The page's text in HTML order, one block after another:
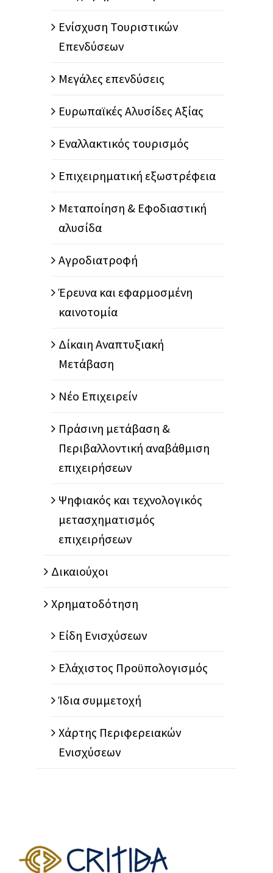
Ενίσχυση Τουριστικών
Επενδύσεων
Μεγάλες επενδύσεις
Ευρωπαϊκές Αλυσίδες Αξίας
Εναλλακτικός τουρισμός
Επιχειρηματική εξωστρέφεια
Μεταποίηση & Εφοδιαστική
αλυσίδα
Αγροδιατροφή
Έρευνα και εφαρμοσμένη
καινοτομία
Δίκαιη Αναπτυξιακή
Μετάβαση
Νέο Επιχειρείν
Πράσινη μετάβαση &
Περιβαλλοντική αναβάθμιση
επιχειρήσεων
Ψηφιακός και τεχνολογικός
μετασχηματισμός
επιχειρήσεων
Δικαιούχοι
Χρηματοδότηση
Είδη Ενισχύσεων
Ελάχιστος Προϋπολογισμός
Ίδια συμμετοχή
Χάρτης Περιφερειακών
Ενισχύσεων